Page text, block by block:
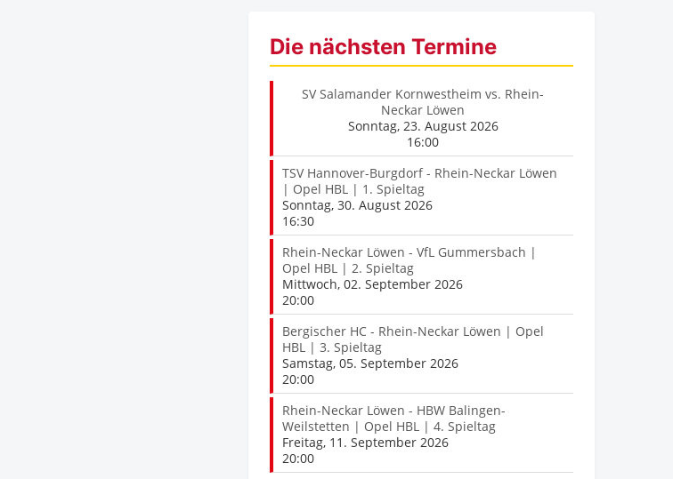
Die nächsten Termine
SV Salamander Kornwestheim vs. Rhein-
Neckar Löwen
Sonntag, 23. August 2026
16:00
TSV Hannover-Burgdorf - Rhein-Neckar Löwen
| Opel HBL | 1. Spieltag
Sonntag, 30. August 2026
16:30
Rhein-Neckar Löwen - VfL Gummersbach |
Opel HBL | 2. Spieltag
Mittwoch, 02. September 2026
20:00
Bergischer HC - Rhein-Neckar Löwen | Opel
HBL | 3. Spieltag
Samstag, 05. September 2026
20:00
Rhein-Neckar Löwen - HBW Balingen-
Weilstetten | Opel HBL | 4. Spieltag
Freitag, 11. September 2026
20:00